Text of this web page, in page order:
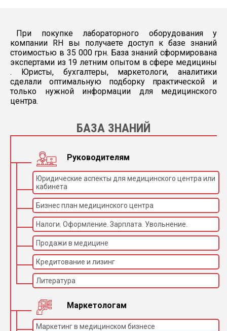
При покупке лабораторного оборудования у
компании RH вы получаете доступ к базе знаний
стоимостью в 35 000 грн. База знаний сформирована
экспертами из 19 летним опытом в сфере медицины
. Юристы, бухгалтеры, маркетологи, аналитики
сделали оптимальную подборку практической и
только нужной информации для медицинского
центра.
БАЗА ЗНАНИЙ
Руководителям
Юридические аспекты для медицинского центра или
кабинета
Бизнес план медицинского центра
Налоги. Оформление. Зарплата. Увольнение.
Продажи в медицине
Кредитование и лизинг
Литература
Маркетологам
Маркетинг в медицинском бизнесе